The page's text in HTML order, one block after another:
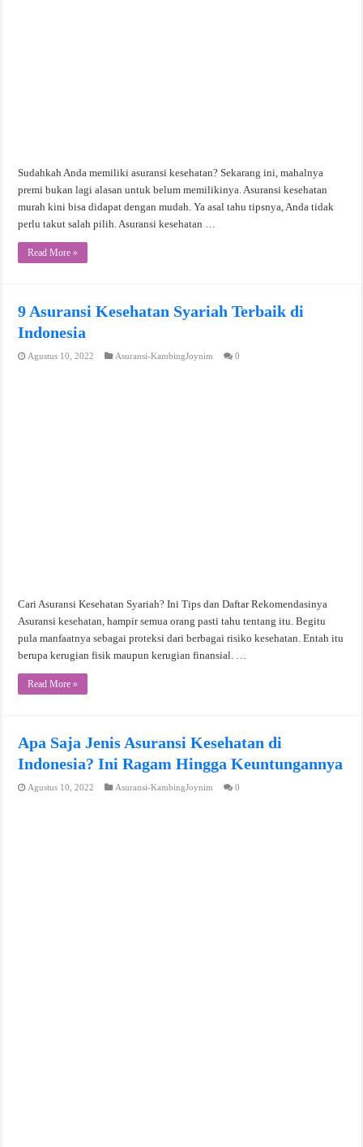
Sudahkah Anda memiliki asuransi kesehatan? Sekarang ini, mahalnya
premi bukan lagi alasan untuk belum memilikinya. Asuransi kesehatan
murah kini bisa didapat dengan mudah. Ya asal tahu tipsnya, Anda tidak
perlu takut salah pilih. Asuransi kesehatan …
Read More »
9 Asuransi Kesehatan Syariah Terbaik di
Indonesia
Agustus 10, 2022 Asuransi-KambingJoynim 0
Cari Asuransi Kesehatan Syariah? Ini Tips dan Daftar Rekomendasinya
Asuransi kesehatan, hampir semua orang pasti tahu tentang itu. Begitu
pula manfaatnya sebagai proteksi dari berbagai risiko kesehatan. Entah itu
berupa kerugian fisik maupun kerugian finansial. …
Read More »
Apa Saja Jenis Asuransi Kesehatan di
Indonesia? Ini Ragam Hingga Keuntungannya
Agustus 10, 2022 Asuransi-KambingJoynim 0